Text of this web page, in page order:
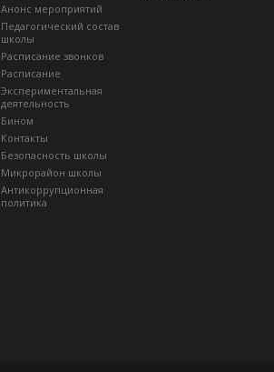
Анонс мероприятий
Педагогический состав
школы
Расписание звонков
Расписание
Экспериментальная
деятельность
Бином
Контакты
Безопасность школы
Микрорайон школы
Антикоррупционная
политика